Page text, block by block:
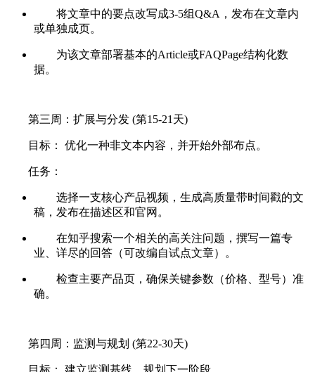
将文章中的要点改写成3-5组Q&A，发布在文章内
或单独成页。
为该文章部署基本的Article或FAQPage结构化数
据。
第三周：扩展与分发 (第15-21天)
目标： 优化一种非文本内容，并开始外部布点。
任务：
选择一支核心产品视频，生成高质量带时间戳的文
稿，发布在描述区和官网。
在知乎搜索一个相关的高关注问题，撰写一篇专
业、详尽的回答（可改编自试点文章）。
检查主要产品页，确保关键参数（价格、型号）准
确。
第四周：监测与规划 (第22-30天)
目标： 建立监测基线，规划下一阶段。